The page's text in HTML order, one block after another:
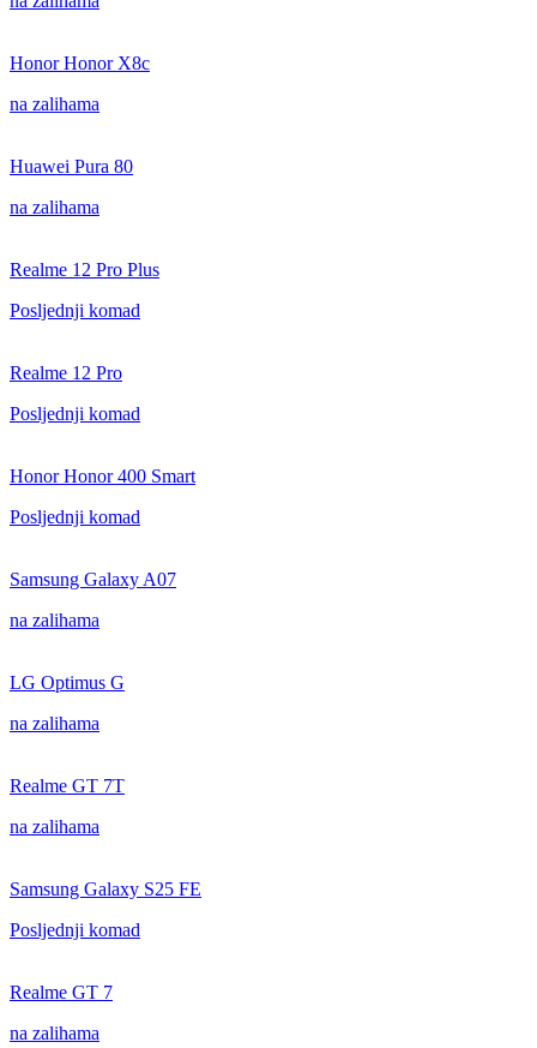
Honor Honor X8c
na zalihama
Huawei Pura 80
na zalihama
Realme 12 Pro Plus
Posljednji komad
Realme 12 Pro
Posljednji komad
Honor Honor 400 Smart
Posljednji komad
Samsung Galaxy A07
na zalihama
LG Optimus G
na zalihama
Realme GT 7T
na zalihama
Samsung Galaxy S25 FE
Posljednji komad
Realme GT 7
na zalihama